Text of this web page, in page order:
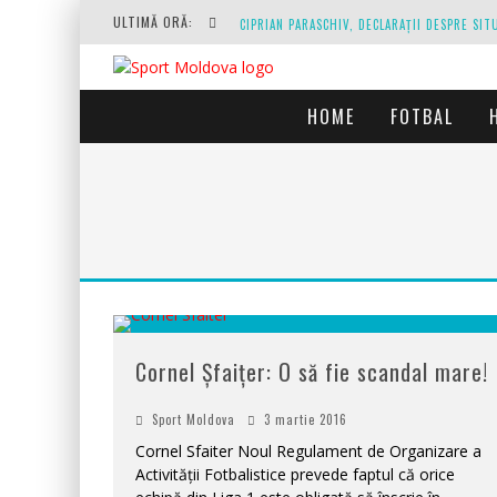
ULTIMĂ ORĂ:
HOME FOTBAL
Cornel Șfaițer: O să fie scandal mare!
Sport Moldova 3 martie 2016
Cornel Sfaiter Noul Regulament de Organizare a
Activității Fotbalistice prevede faptul că orice